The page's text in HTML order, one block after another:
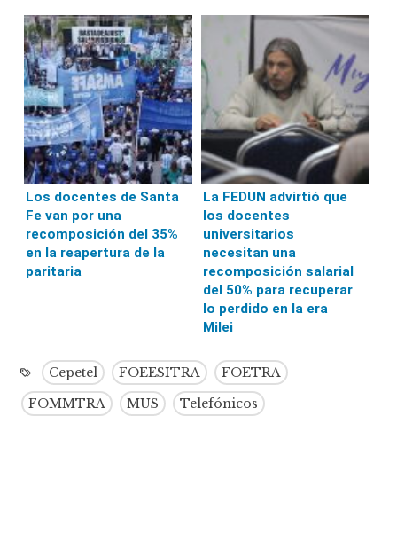
Los docentes de Santa
Fe van por una
recomposición del 35%
en la reapertura de la
paritaria
La FEDUN advirtió que
los docentes
universitarios
necesitan una
recomposición salarial
del 50% para recuperar
lo perdido en la era
Milei
Cepetel FOEESITRA
FOETRA
FOMMTRA
MUS Telefónicos